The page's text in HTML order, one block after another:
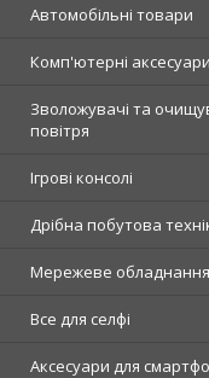
Автомобільні товари
Комп'ютерні аксесуари
Зволожувачі та
повітря
Ігрові консолі
Дрібна побутова
Мережеве обладнання
Все для селфі
Аксесуари для